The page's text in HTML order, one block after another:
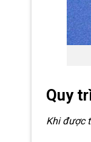
Quy
Khi được